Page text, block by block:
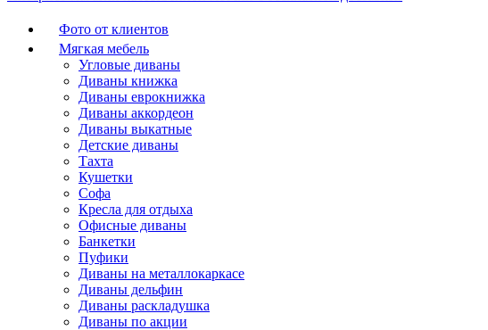
Фото от клиентов
Мягкая мебель
Угловые диваны
Диваны книжка
Диваны еврокнижка
Диваны аккордеон
Диваны выкатные
Детские диваны
Тахта
Кушетки
Софа
Кресла для отдыха
Офисные диваны
Банкетки
Пуфики
Диваны на металлокаркасе
Диваны дельфин
Диваны раскладушка
Диваны по акции